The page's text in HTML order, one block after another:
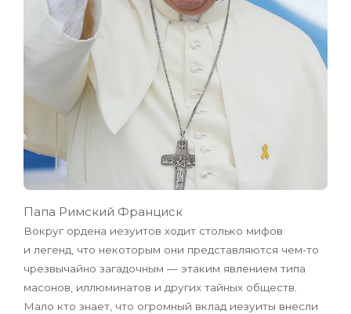
Папа Римский Франциск
Вокруг ордена иезуитов ходит столько мифов
и легенд, что некоторым они представляются чем-то
чрезвычайно загадочным — этаким явлением типа
масонов, иллюминатов и других тайных обществ.
Мало кто знает, что огромный вклад иезуиты внесли